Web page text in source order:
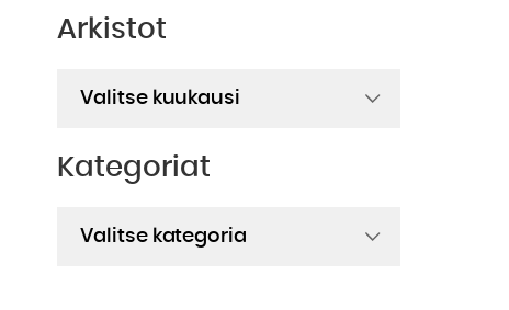
Arkistot
Kategoriat